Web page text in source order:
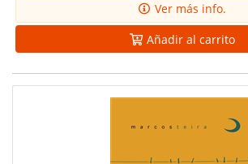
Ver más info.
Añadir al carrito